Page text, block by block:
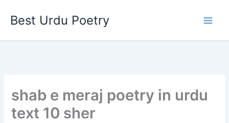
Best Urdu Poetry
shab e meraj poetry in urdu
text 10 sher